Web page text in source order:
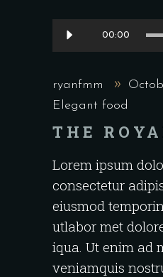
Audio
Player
00:00
ryanfmm
Elegant food
THE
Lorem ipsum
consectetur
eiusmod
utlabor met
iqua. Ut enim ad
veniamquis